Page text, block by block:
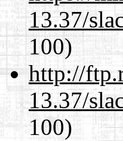
13.37/
100)
http://
13.37/
100)